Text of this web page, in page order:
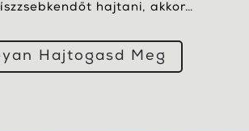
hajtani, akkor…
Hajtogasd Meg